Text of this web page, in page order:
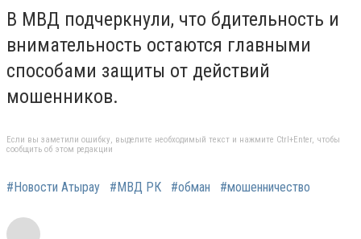
В МВД подчеркнули, что бдительность и
внимательность остаются главными
способами защиты от действий
мошенников.
Если вы заметили ошибку, выделите необходимый текст и нажмите Ctrl+Enter, чтобы
сообщить об этом редакции
#Новости Атырау #МВД РК #обман #мошенничество